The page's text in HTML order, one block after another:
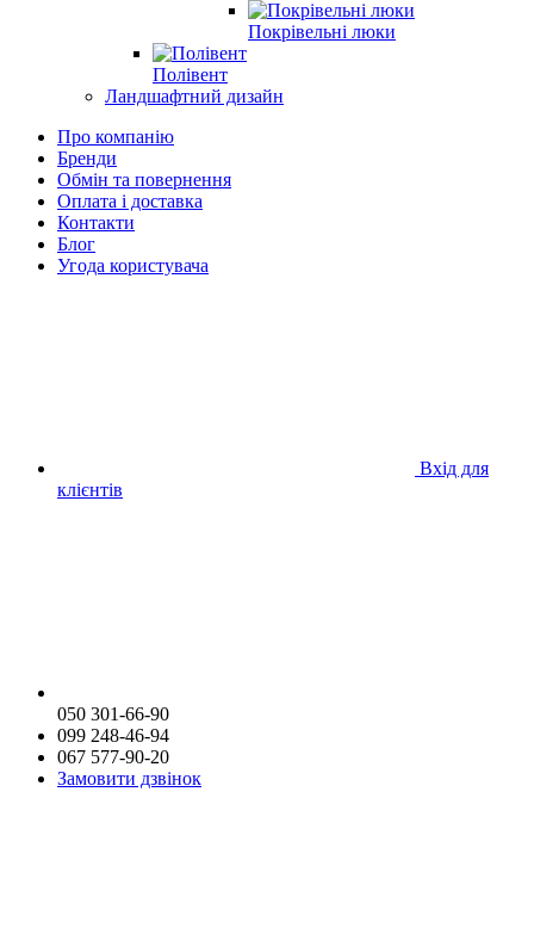
Покрівельні люки
Полівент
Ландшафтний дизайн
Про компанію
Бренди
Обмін та повернення
Оплата і доставка
Контакти
Блог
Угода користувача
Вхід для
клієнтів
050 301-66-90
099 248-46-94
067 577-90-20
Замовити дзвінок